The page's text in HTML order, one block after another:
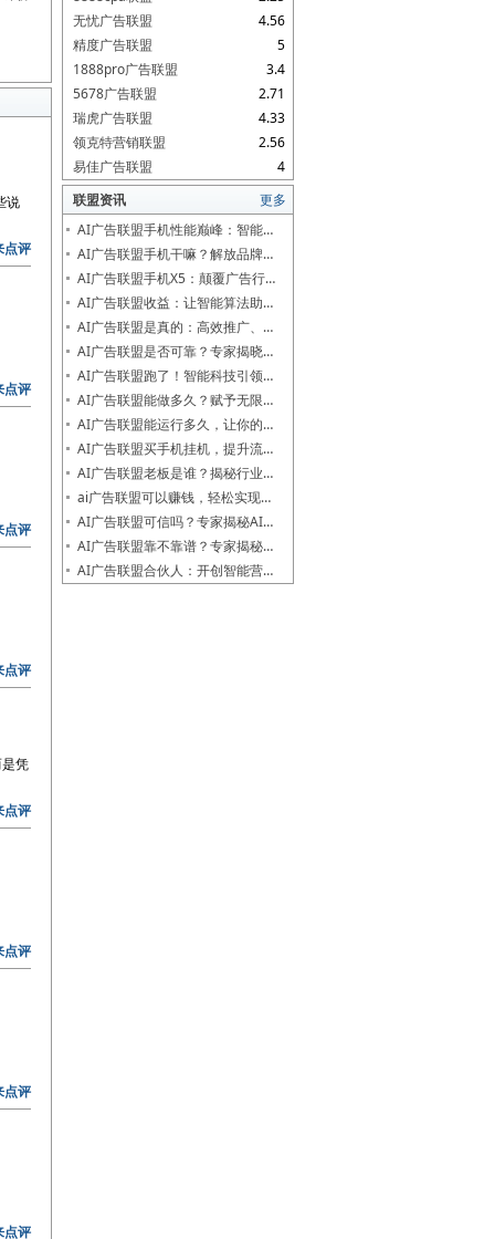
说
点评
点评
点评
点评
凭
点评
点评
点评
点评
4.56
无忧广告联盟
5
精度广告联盟
3.4
1888pro广告联盟
2.71
5678广告联盟
4.33
瑞虎广告联盟
2.56
领克特营销联盟
4
易佳广告联盟
更多
联盟资讯
AI广告联盟手机性能巅峰：智能…
AI广告联盟手机干嘛？解放品牌…
AI广告联盟手机X5：颠覆广告行…
AI广告联盟收益：让智能算法助…
AI广告联盟是真的：高效推广、…
AI广告联盟是否可靠？专家揭晓…
AI广告联盟跑了！智能科技引领…
AI广告联盟能做多久？赋予无限…
AI广告联盟能运行多久，让你的…
AI广告联盟买手机挂机，提升流…
AI广告联盟老板是谁？揭秘行业…
ai广告联盟可以赚钱，轻松实现…
AI广告联盟可信吗？专家揭秘AI…
AI广告联盟靠不靠谱？专家揭秘…
AI广告联盟合伙人：开创智能营…